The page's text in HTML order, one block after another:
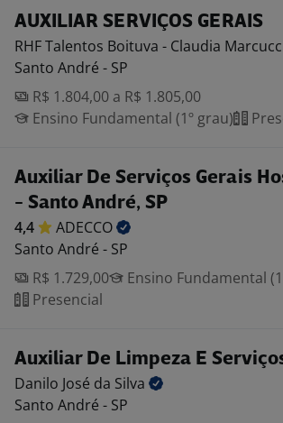
AUXILIAR SERVIÇOS GERAIS
RHF Talentos Boituva - Claudia
Santo André - SP
R$ 1.804,00 a R$ 1.805,00
Ensino Fundamental (1º grau)
Auxiliar De Serviços Gerais
- Santo André, SP
4,4
ADECCO
Santo André - SP
R$ 1.729,00
Ensino Fundamental
Presencial
Auxiliar De Limpeza E
Danilo José da Silva
Santo André - SP